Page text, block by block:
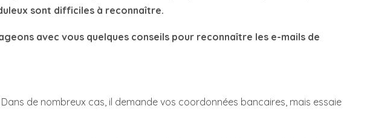
sont difficiles à reconnaître.
avec vous quelques conseils pour reconnaître les e-mails de
de nombreux cas, il demande vos coordonnées bancaires, mais essaie